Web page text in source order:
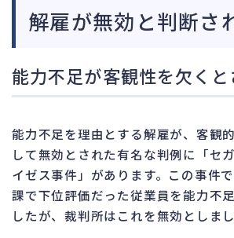
解雇が無効と判断さ
能力不足が客観性を欠く
能力不足を理由とする解雇が、客観
して無効とされた有名な判例に「セ
イゼス事件」があります。この事件
課で下位評価だった従業員を能力不
したが、裁判所はこれを無効としまし